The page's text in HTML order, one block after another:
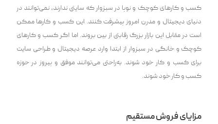
کسب و کار‌های کوچک و نوپا در سبزوار که سایتی ندارند، نمی‌توانند در
دنیای دیجیتال و مدرن امروز پیشرفت کنند. این کسب و کارها ممکن
است در مقابل این بازار بزرگ رقابتی از بین بروند. اما اگر کسب و کارهای
کوچک و خانگی در سبزوار از ابتدا وارد عرصه دیجیتال و طراحی سایت
برای کسب و کار خود شوند. به‌راحتی می‌توانند موفق و پیروز در حوزه
کسب و کار خود شوند.
مزایای فروش مستقیم